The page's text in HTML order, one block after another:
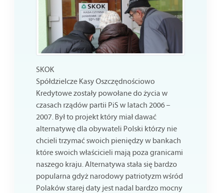
SKOK
Spółdzielcze Kasy Oszczędnościowo
Kredytowe zostały powołane do życia w
czasach rządów partii PiS w latach 2006 –
2007. Był to projekt który miał dawać
alternatywę dla obywateli Polski którzy nie
chcieli trzymać swoich pieniędzy w bankach
które swoich właścicieli mają poza granicami
naszego kraju. Alternatywa stała się bardzo
popularna gdyż narodowy patriotyzm wśród
Polaków starej daty jest nadal bardzo mocny